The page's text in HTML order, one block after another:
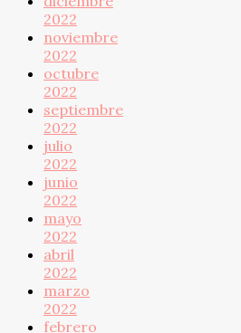
2022
noviembre
2022
octubre
2022
septiembre
2022
julio
2022
junio
2022
mayo
2022
abril
2022
marzo
2022
febrero